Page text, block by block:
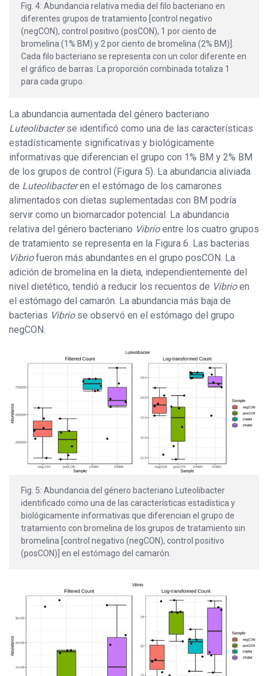
Fig. 4: Abundancia relativa media del filo bacteriano en
diferentes grupos de tratamiento [control negativo
(negCON), control positivo (posCON), 1 por ciento de
bromelina (1% BM) y 2 por ciento de bromelina (2% BM)].
Cada filo bacteriano se representa con un color diferente en
el gráfico de barras. La proporción combinada totaliza 1
para cada grupo.
La abundancia aumentada del género bacteriano
Luteolibacterse identificó como una de las características
estadísticamente significativas y biológicamente
informativas que diferencian el grupo con 1% BM y 2% BM
de los grupos de control (Figura 5). La abundancia aliviada
de Luteolibacteren el estómago de los camarones
alimentados con dietas suplementadas con BM podría
servir como un biomarcador potencial. La abundancia
relativa del género bacteriano Vibrioentre los cuatro grupos
de tratamiento se representa en la Figura 6. Las bacterias
Vibriofueron más abundantes en el grupo posCON. La
adición de bromelina en la dieta, independientemente del
nivel dietético, tendió a reducir los recuentos de Vibrioen
el estómago del camarón. La abundancia más baja de
bacterias Vibriose observó en el estómago del grupo
negCON.
Fig. 5: Abundancia del género bacteriano Luteolibacter
identificado como una de las características estadística y
biológicamente informativas que diferencian el grupo de
tratamiento con bromelina de los grupos de tratamiento sin
bromelina [control negativo (negCON), control positivo
(posCON)] en el estómago del camarón.